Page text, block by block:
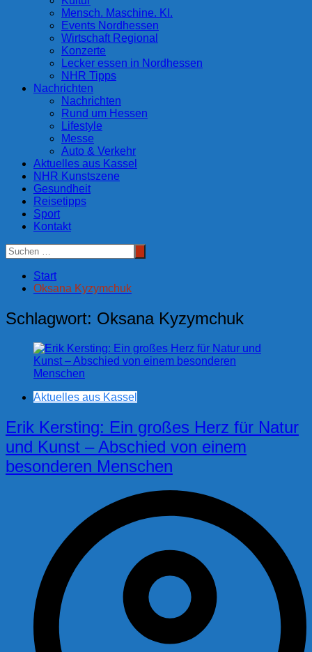
Mensch. Maschine. KI.
Events Nordhessen
Wirtschaft Regional
Konzerte
Lecker essen in Nordhessen
NHR Tipps
Nachrichten
Nachrichten
Rund um Hessen
Lifestyle
Messe
Auto & Verkehr
Aktuelles aus Kassel
NHR Kunstszene
Gesundheit
Reisetipps
Sport
Kontakt
Start
Oksana Kyzymchuk
Schlagwort: Oksana Kyzymchuk
Aktuelles aus Kassel
Erik Kersting: Ein großes Herz für Natur
und Kunst – Abschied von einem
besonderen Menschen